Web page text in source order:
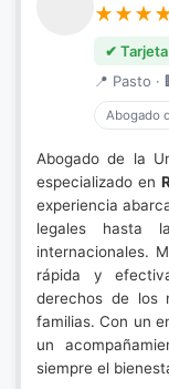
✔
📍 Pasto ·
Abogado
Abogado de la
especializado en
experiencia
legales hasta
internacionales.
rápida y
derechos de los
familias. Con un
un
siempre el